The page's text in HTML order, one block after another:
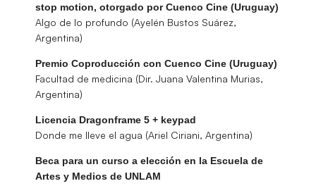
stop motion, otorgado por Cuenco Cine (Uruguay)
Algo de lo profundo (Ayelén Bustos Suárez,
Argentina)
Premio Coproducción con Cuenco Cine (Uruguay)
Facultad de medicina (Dir. Juana Valentina Murias,
Argentina)
Licencia Dragonframe 5 + keypad
Donde me lleve el agua (Ariel Ciriani, Argentina)
Beca para un curso a elección en la Escuela de
Artes y Medios de UNLAM